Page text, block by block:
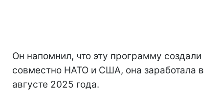
Он напомнил, что эту программу создали
совместно НАТО и США, она заработала в
августе 2025 года.